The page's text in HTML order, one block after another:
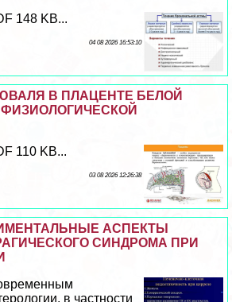
148 KB...
04 08 2026 16:53:10
В ПЛАЦЕНТЕ БЕЛОЙ
110 KB...
03 08 2026 12:26:38
АСПЕКТЫ
СИНДРОМА ПРИ
в частности